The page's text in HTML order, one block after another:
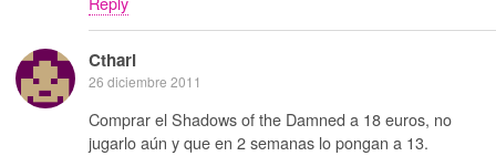
Ctharl
26 diciembre 2011
Comprar el Shadows of the Damned a 18 euros, no
jugarlo aún y que en 2 semanas lo pongan a 13.